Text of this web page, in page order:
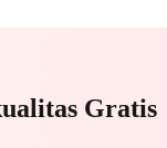
Gratis